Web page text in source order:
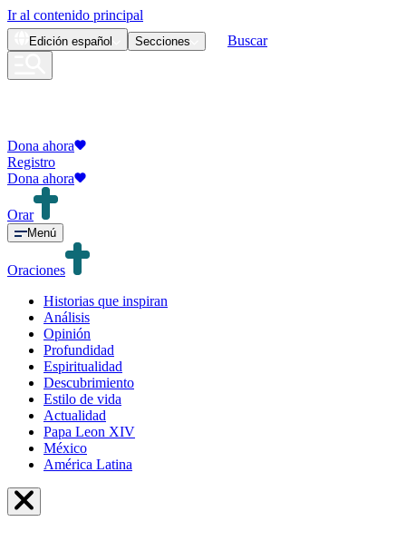
Ir al contenido principal
Edición español Secciones Buscar
Dona ahora
Registro
Dona ahora
Orar
Menú
Oraciones
Historias que inspiran
Análisis
Opinión
Profundidad
Espiritualidad
Descubrimiento
Estilo de vida
Actualidad
Papa Leon XIV
México
América Latina